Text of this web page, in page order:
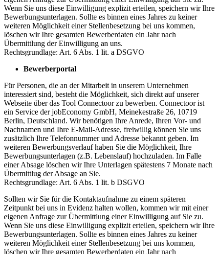
Wenn Sie uns diese Einwilligung explizit erteilen, speichern wir Ihre
Bewerbungsunterlagen. Sollte es binnen eines Jahres zu keiner
weiteren Möglichkeit einer Stellenbesetzung bei uns kommen,
löschen wir Ihre gesamten Bewerberdaten ein Jahr nach
Übermittlung der Einwilligung an uns.
Rechtsgrundlage: Art. 6 Abs. 1 lit. a DSGVO
Bewerberportal
Für Personen, die an der Mitarbeit in unserem Unternehmen
interessiert sind, besteht die Möglichkeit, sich direkt auf unserer
Webseite über das Tool Connectoor zu bewerben. Connectoor ist
ein Service der jobEconomy GmbH, Meinekestraße 26, 10719
Berlin, Deutschland. Wir benötigen Ihre Anrede, Ihren Vor- und
Nachnamen und Ihre E-Mail-Adresse, freiwillig können Sie uns
zusätzlich Ihre Telefonnummer und Adresse bekannt geben. Im
weiteren Bewerbungsverlauf haben Sie die Möglichkeit, Ihre
Bewerbungsunterlagen (z.B. Lebenslauf) hochzuladen. Im Falle
einer Absage löschen wir Ihre Unterlagen spätestens 7 Monate nach
Übermittlug der Absage an Sie.
Rechtsgrundlage: Art. 6 Abs. 1 lit. b DSGVO
Sollten wir Sie für die Kontaktaufnahme zu einem späteren
Zeitpunkt bei uns in Evidenz halten wollen, kommen wir mit einer
eigenen Anfrage zur Übermittlung einer Einwilligung auf Sie zu.
Wenn Sie uns diese Einwilligung explizit erteilen, speichern wir Ihre
Bewerbungsunterlagen. Sollte es binnen eines Jahres zu keiner
weiteren Möglichkeit einer Stellenbesetzung bei uns kommen,
löschen wir Ihre gesamten Bewerberdaten ein Jahr nach